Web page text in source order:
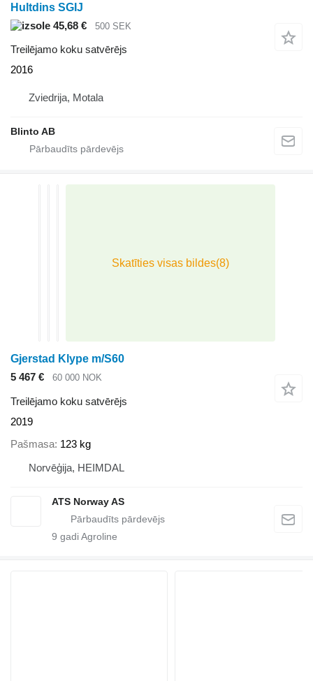
Hultdins SGIJ
45,68 €
500 SEK
Treilējamo koku satvērējs
2016
Zviedrija, Motala
Blinto AB
Gjerstad Klype m/S60
5 467 €
60 000 NOK
Treilējamo koku satvērējs
2019
Pašmasa 123 kg
Norvēģija, HEIMDAL
ATS Norway AS
9 gadi Agroline